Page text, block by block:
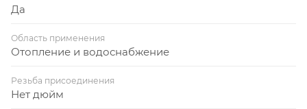
Да
Область применения
Отопление и водоснабжение
Резьба присоединения
Нет дюйм